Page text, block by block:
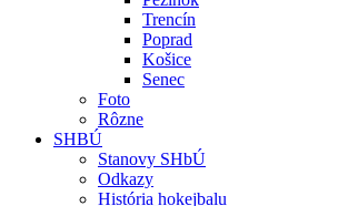
Trencín
Poprad
Košice
Senec
Foto
Rôzne
SHBÚ
Stanovy SHbÚ
Odkazy
História hokejbalu